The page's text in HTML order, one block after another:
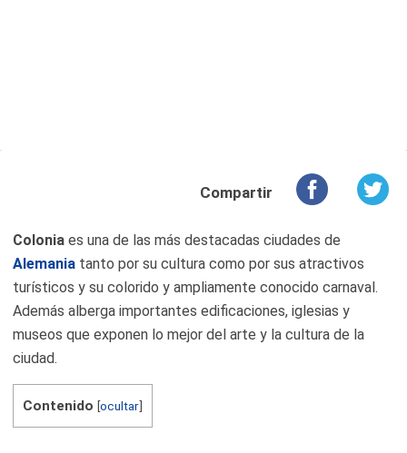
Compartir
Colonia es una de las más destacadas ciudades de
Alemania tanto por su cultura como por sus atractivos
turísticos y su colorido y ampliamente conocido carnaval.
Además alberga importantes edificaciones, iglesias y
museos que exponen lo mejor del arte y la cultura de la
ciudad.
Contenido [ocultar]